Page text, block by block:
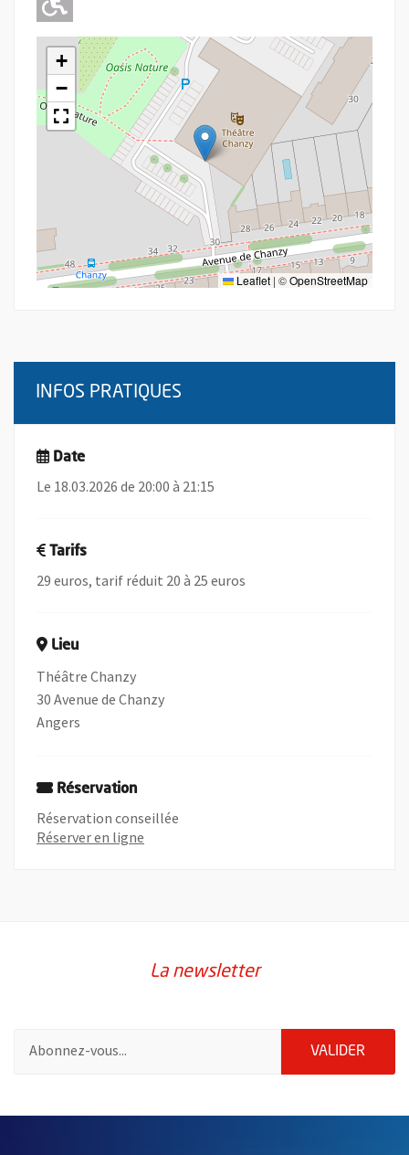
+
−
Leaflet | ©OpenStreetMap
INFOS PRATIQUES
Date
Le 18.03.2026 de 20:00 à 21:15
Tarifs
29 euros, tarif réduit 20 à 25 euros
Lieu
Théâtre Chanzy
30 Avenue de Chanzy
Angers
Réservation
Réservation conseillée
Réserver en ligne
La newsletter
VALIDER